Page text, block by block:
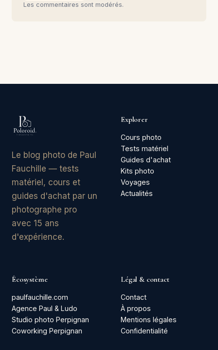
Les commentaires sont modérés.
Le blog photo de Paul
Fauchille — tests
matériel, cours et
guides d'achat par un
photographe pro
avec 15 ans
d'expérience.
Explorer
Cours photo
Tests matériel
Guides d'achat
Kits photo
Voyages
Actualités
Écosystème
paulfauchille.com
Agence Paul & Ludo
Studio photo Perpignan
Coworking Perpignan
Légal & contact
Contact
À propos
Mentions légales
Confidentialité